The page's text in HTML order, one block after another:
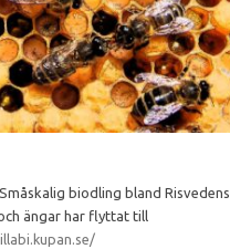
biodling bland Risvedens
ängar har flyttat till